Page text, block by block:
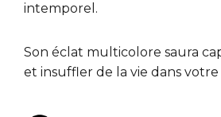
intemporel.
Son éclat multicolore saura
et insuffler de la vie dans votre